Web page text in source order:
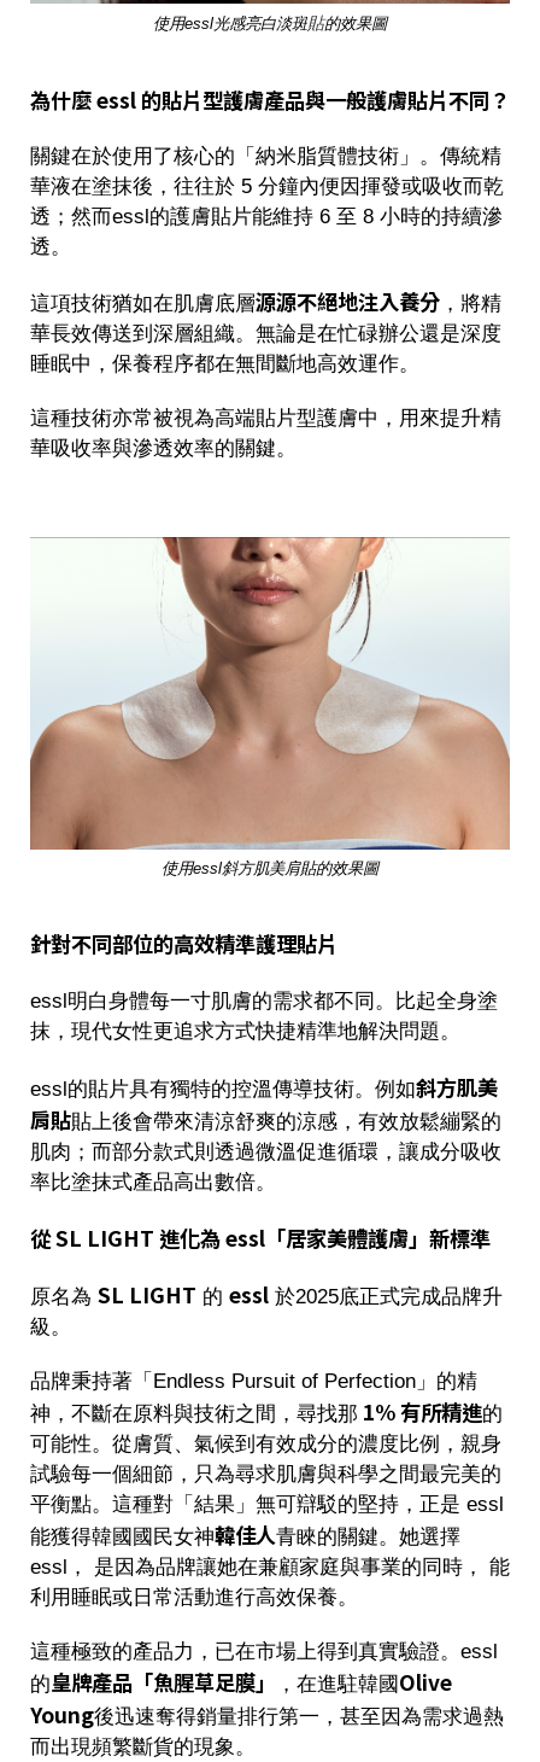
使用essl光感亮白淡斑貼的效果圖
為什麼 essl 的貼片型護膚產品與一般護膚貼片不同？
關鍵在於使用了核心的「納米脂質體技術」。傳統精
華液在塗抹後，往往於 5 分鐘內便因揮發或吸收而乾
透；然而essl的護膚貼片能維持 6 至 8 小時的持續滲
透。
這項技術猶如在肌膚底層源源不絕地注入養分 ，將精
華長效傳送到深層組織。無論是在忙碌辦公還是深度
睡眠中，保養程序都在無間斷地高效運作。
這種技術亦常被視為高端貼片型護膚中，用來提升精
華吸收率與滲透效率的關鍵。
使用essl斜方肌美肩貼的效果圖
針對不同部位的高效精準護理貼片
essl明白身體每一寸肌膚的需求都不同。比起全身塗
抹，現代女性更追求方式快捷精準地解決問題。
essl的貼片具有獨特的控溫傳導技術。例如斜方肌美
肩貼貼上後會帶來清涼舒爽的涼感 ，有效放鬆繃緊的
肌肉；而部分款式則透過微溫促進循環，讓成分吸收
率比塗抹式產品高出數倍。
從 SL LIGHT 進化為 essl「居家美體護膚」新標準
原名為 SL LIGHT 的 essl 於2025底正式完成品牌升
級。
品牌秉持著「Endless Pursuit of Perfection」的精
神，不斷在原料與技術之間，尋找那 1% 有所精進的
可能性。從膚質、氣候到有效成分的濃度比例，親身
試驗每一個細節，只為尋求肌膚與科學之間最完美的
平衡點。這種對「結果」無可辯駁的堅持，正是 essl
能獲得韓國國民女神韓佳人青睞的關鍵。她選擇
essl， 是因為品牌讓她在兼顧家庭與事業的同時， 能
利用睡眠或日常活動進行高效保養。
這種極致的產品力，已在市場上得到真實驗證。essl
的皇牌產品「魚腥草足膜」 ，在進駐韓國Olive
Young後迅速奪得銷量排行第一，甚至因為需求過熱
而出現頻繁斷貨的現象。